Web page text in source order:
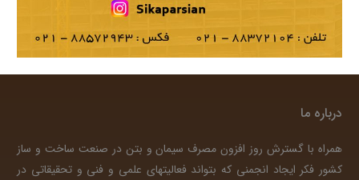
درباره ما
همراه با گسترش روز افزون مصرف سیمان و بتن در صنعت ساخت و ساز
کشور فکر ایجاد انجمنی که بتواند فعالیتهای علمی و فنی و تحقیقاتی در